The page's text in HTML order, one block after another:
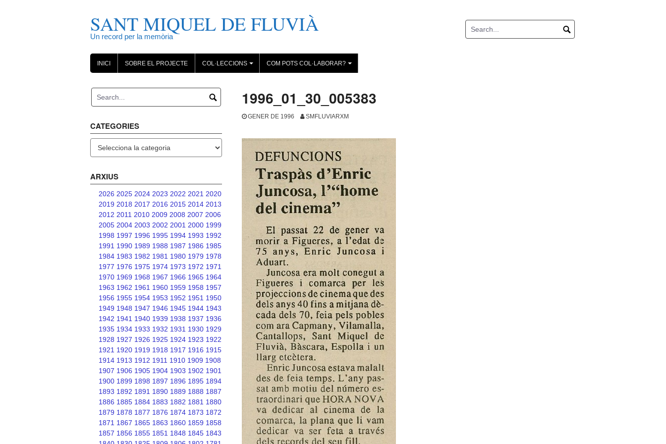
SANT MIQUEL DE FLUVIÀ
Un record per la memòria
INICI SOBRE EL PROJECTE
+
COL·LECCIONS
+
COM POTS COL·LABORAR?
1996_01_30_005383
GENER DE 1996 SMFLUVIARXM
CATEGORIES
ARXIUS
2026 2025 2024 2023 2022 2021 2020
2019 2018 2017 2016 2015 2014 2013
2012 2011 2010 2009 2008 2007 2006
2005 2004 2003 2002 2001 2000 1999
1998 1997 1996 1995 1994 1993 1992
1991 1990 1989 1988 1987 1986 1985
1984 1983 1982 1981 1980 1979 1978
1977 1976 1975 1974 1973 1972 1971
1970 1969 1968 1967 1966 1965 1964
1963 1962 1961 1960 1959 1958 1957
1956 1955 1954 1953 1952 1951 1950
1949 1948 1947 1946 1945 1944 1943
1942 1941 1940 1939 1938 1937 1936
1935 1934 1933 1932 1931 1930 1929
1928 1927 1926 1925 1924 1923 1922
1921 1920 1919 1918 1917 1916 1915
1914 1913 1912 1911 1910 1909 1908
1907 1906 1905 1904 1903 1902 1901
1900 1899 1898 1897 1896 1895 1894
1893 1892 1891 1890 1889 1888 1887
1886 1885 1884 1883 1882 1881 1880
1879 1878 1877 1876 1874 1873 1872
1871 1867 1865 1863 1860 1859 1858
1857 1856 1855 1851 1848 1845 1843